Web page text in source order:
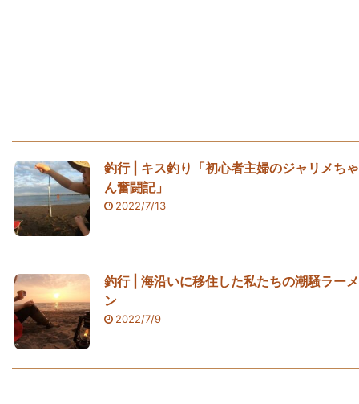
釣行 | キス釣り「初心者主婦のジャリメちゃ
ん奮闘記」
2022/7/13
釣行 | 海沿いに移住した私たちの潮騒ラーメ
ン
2022/7/9